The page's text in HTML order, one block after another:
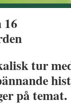
tur
på temat.